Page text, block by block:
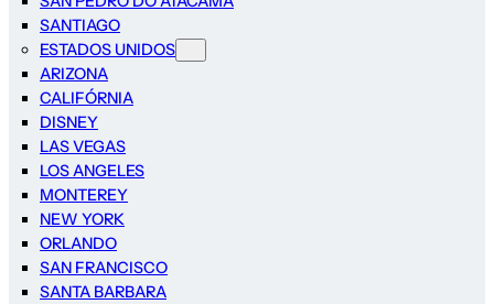
SANTIAGO
ESTADOS UNIDOS
ARIZONA
CALIFÓRNIA
DISNEY
LAS VEGAS
LOS ANGELES
MONTEREY
NEW YORK
ORLANDO
SAN FRANCISCO
SANTA BARBARA